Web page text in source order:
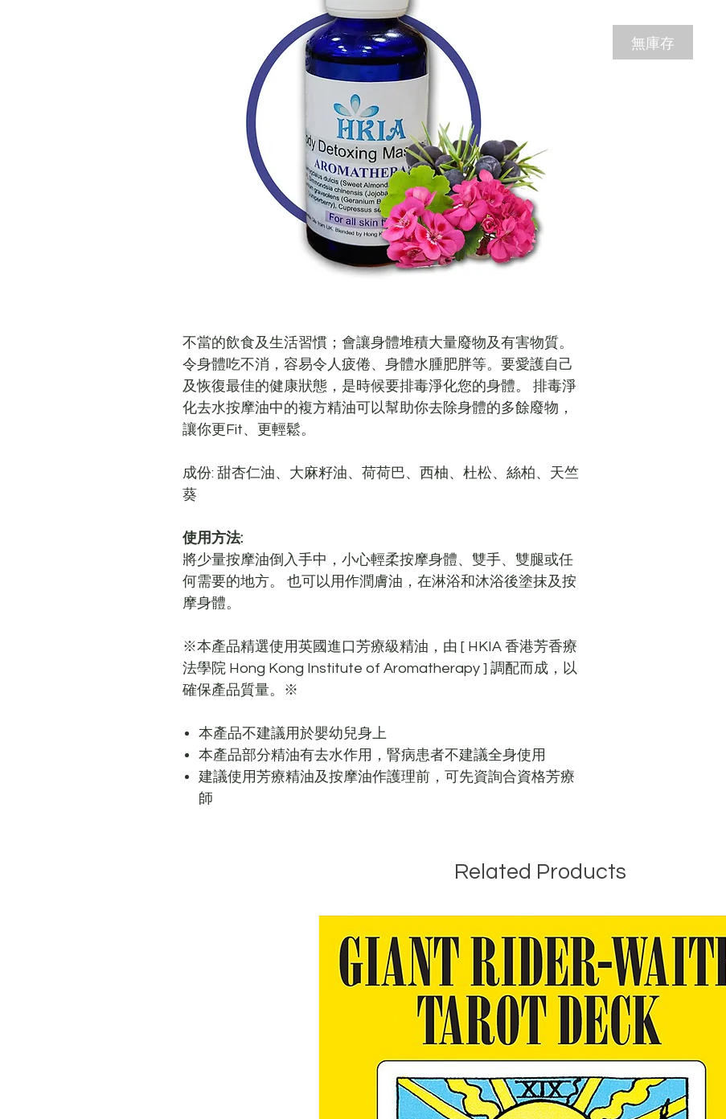
不當的飲食及生活習慣；會讓身體堆積大量廢物及有害物質。
令身體吃不消，容易令人疲倦、身體水腫肥胖等。要愛護自己
及恢復最佳的健康狀態，是時候要排毒淨化您的身體。 排毒淨
化去水按摩油中的複方精油可以幫助你去除身體的多餘廢物，
讓你更Fit、更輕鬆。
成份: 甜杏仁油、大麻籽油、荷荷巴、西柚、杜松、絲柏、天竺
葵
使用方法:
將少量按摩油倒入手中，小心輕柔按摩身體、雙手、雙腿或任
何需要的地方。 也可以用作潤膚油，在淋浴和沐浴後塗抹及按
摩身體。
※本產品精選使用英國進口芳療級精油，由 [ HKIA 香港芳香療
法學院 Hong Kong Institute of Aromatherapy ] 調配而成，以
確保產品質量。※
本產品不建議用於嬰幼兒身上
本產品部分精油有去水作用，腎病患者不建議全身使用
建議使用芳療精油及按摩油作護理前，可先資詢合資格芳療
師
無庫存
Related Products